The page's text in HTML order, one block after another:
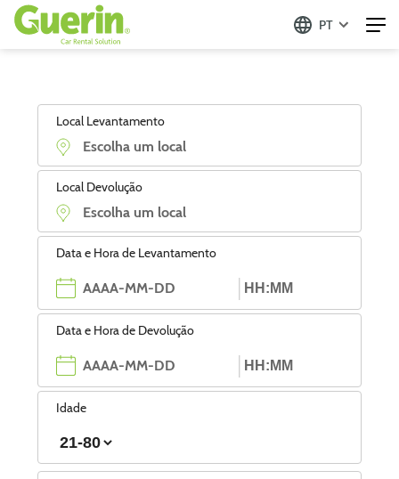
PT
Local Levantamento
Local Devolução
Data e Hora de Levantamento
Data e Hora de Devolução
Idade